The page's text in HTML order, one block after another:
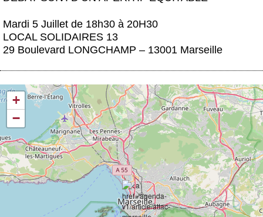
Mardi 5 Juillet de 18h30 à 20H30
LOCAL SOLIDAIRES 13
29 Boulevard LONGCHAMP – 13001 Marseille
+
−